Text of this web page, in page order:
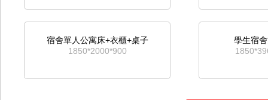
宿舍單人公寓床+衣櫃+桌子
1850*2000*900
學生宿